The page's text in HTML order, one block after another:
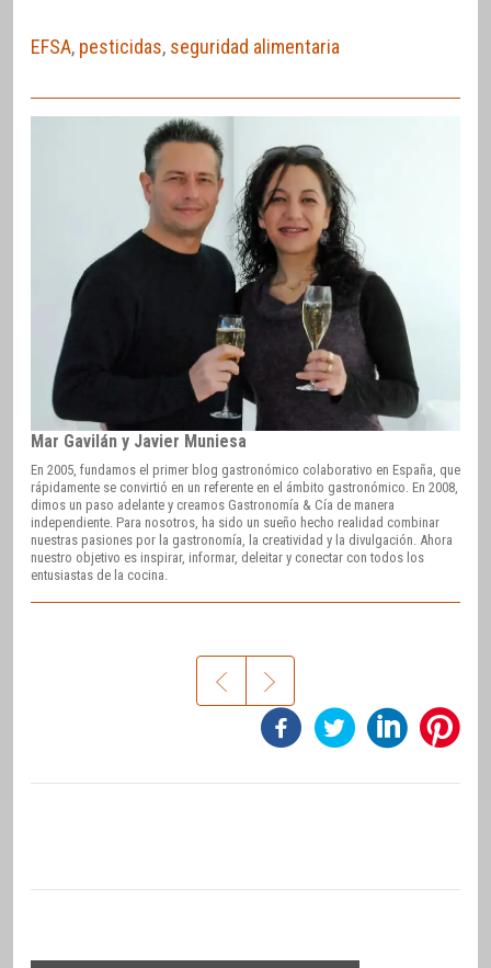
EFSA, pesticidas, seguridad alimentaria
Mar Gavilán y Javier Muniesa
En 2005, fundamos el primer blog gastronómico colaborativo en España, que
rápidamente se convirtió en un referente en el ámbito gastronómico. En 2008,
dimos un paso adelante y creamos Gastronomía & Cía de manera
independiente. Para nosotros, ha sido un sueño hecho realidad combinar
nuestras pasiones por la gastronomía, la creatividad y la divulgación. Ahora
nuestro objetivo es inspirar, informar, deleitar y conectar con todos los
entusiastas de la cocina.